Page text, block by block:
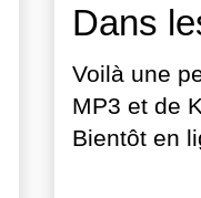
Dans
Voilà une
MP3 et de
Bientôt en